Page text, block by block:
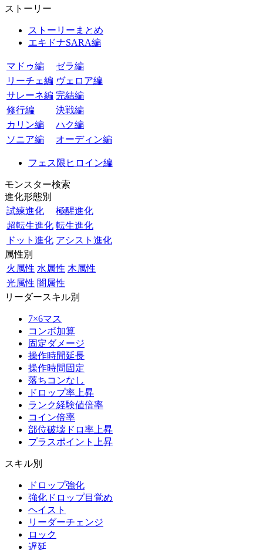
ストーリー
ストーリーまとめ
エキドナSARA編
マドゥ編
ゼラ編
リーチェ編 ヴェロア編
サレーネ編 完結編
修行編
決戦編
カリン編
ハク編
ソニア編
オーディン編
フェス限ヒロイン編
モンスター検索
進化形態別
試練進化
極醒進化
超転生進化 転生進化
ドット進化 アシスト進化
属性別
火属性 水属性 木属性
光属性 闇属性
リーダースキル別
7×6マス
コンボ加算
固定ダメージ
操作時間延長
操作時間固定
落ちコンなし
ドロップ率上昇
ランク経験値倍率
コイン倍率
部位破壊ドロ率上昇
プラスポイント上昇
スキル別
ドロップ強化
強化ドロップ目覚め
ヘイスト
リーダーチェンジ
ロック
遅延